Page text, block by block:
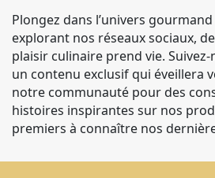
Plongez dans l’univers
explorant nos réseaux sociaux,
plaisir culinaire prend vie.
un contenu exclusif qui éveillera
notre communauté pour des
histoires inspirantes sur nos
premiers à connaître nos